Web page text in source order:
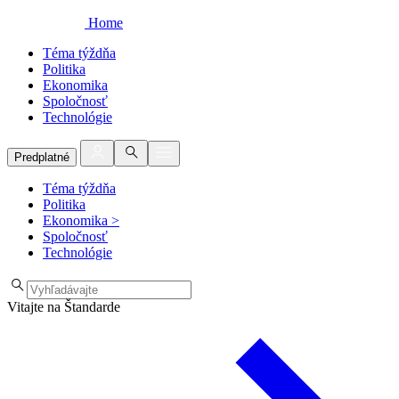
Home
Téma týždňa
Politika
Ekonomika
Spoločnosť
Technológie
Predplatné
Téma týždňa
Politika
Ekonomika >
Spoločnosť
Technológie
Vitajte na Štandarde